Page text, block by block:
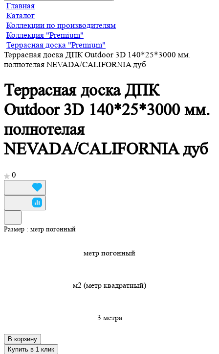
Главная
Каталог
Коллекции по производителям
Коллекция "Premium"
Террасная доска "Premium"
Террасная доска ДПК Outdoor 3D 140*25*3000 мм.
полнотелая NEVADA/CALIFORNIA дуб
Террасная доска ДПК
Outdoor 3D 140*25*3000 мм.
полнотелая
NEVADA/CALIFORNIA дуб
0
Размер : метр погонный
метр погонный
м2 (метр квадратный)
3 метра
В корзину
Купить в 1 клик